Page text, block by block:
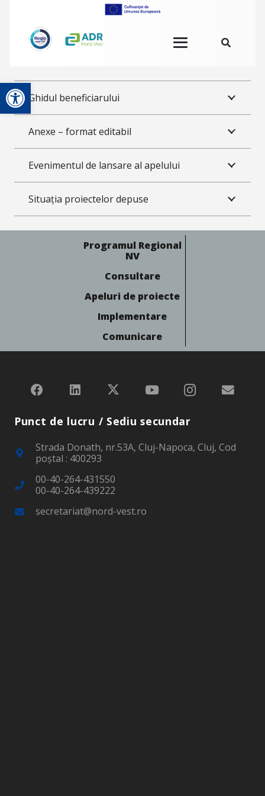
Deschide bara de unelte
Ghidul beneficiarului
Anexe – format editabil
Evenimentul de lansare al apelului
Situația proiectelor depuse
Programul Regional
NV
Consultare
Apeluri de proiecte
Implementare
Comunicare
Punct de lucru / Sediu secundar
Strada Donath, nr.53A, Cluj-Napoca, Cluj, Cod
poştal : 400293
00-40-264-431550
00-40-264-439222
secretariat@nord-vest.ro